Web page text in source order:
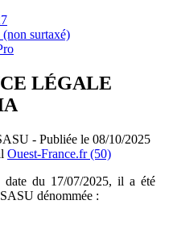
surtaxé)
LÉGALE
- Publiée le 08/10/2025
Ouest-France.fr (50)
date du 17/07/2025, il a été
dénommée :